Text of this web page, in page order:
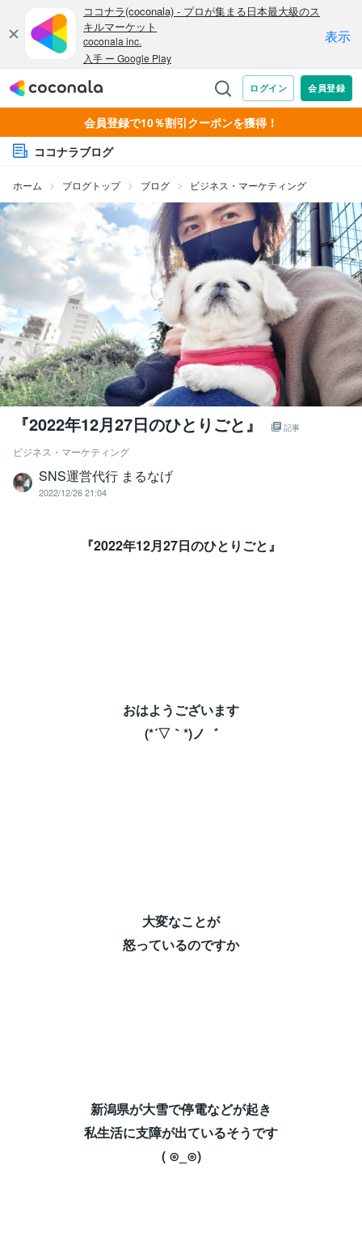
会員登録で10％割引クーポンを獲得！
ココナラブログ
ホーム ブログトップ ブログ ビジネス・マーケティング
『2022年12月27日のひとりごと』 記事
ビジネス・マーケティング
SNS運営代行 まるなげ
2022/12/26 21:04
『2022年12月27日のひとりごと』
おはようございます⁡
(*´▽｀*)ノ゛⁡
大変なことが⁡
怒っているのですか⁡
新潟県が大雪で停電などが起き⁡
私生活に支障が出ているそうです⁡
( ⊙_⊙)⁡